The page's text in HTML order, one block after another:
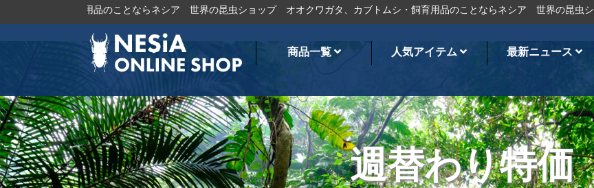
ムシ・飼育用品のことならネシア 世界の昆虫ショップ オオクワガタ、カブトムシ・飼育用品のことならネシア 世界の昆虫ショップ
商品一覧 人気アイテム 最新ニュース
週替わり特価